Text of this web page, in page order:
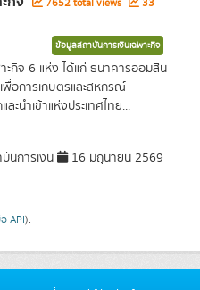
7652 total views
33
ข้อมูลสถาบันการเงินเฉพาะกิจ
ะกิจ 6 แห่ง ได้แก่ ธนาคารออมสิน
พื่อการเกษตรและสหกรณ์
ะนำเข้าแห่งประเทศไทย...
นการเงิน 16 มิถุนายน 2569
API).